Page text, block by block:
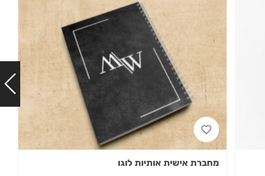
מחברת אישית אותיות לוגו